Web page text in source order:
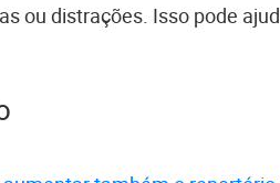
ou distrações. Isso pode